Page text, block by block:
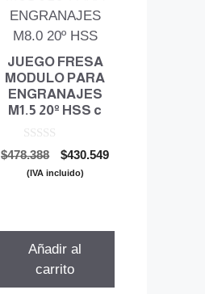
JUEGO FRESA
MODULO PARA
ENGRANAJES
M1.5 20º HSS c
0
d
e
$478.388
El
precio
$430.549El
(IVA incluido)
Añadir al
carrito